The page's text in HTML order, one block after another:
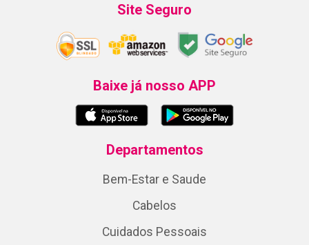
Site Seguro
Baixe já nosso APP
Departamentos
Bem-Estar e Saude
Cabelos
Cuidados Pessoais